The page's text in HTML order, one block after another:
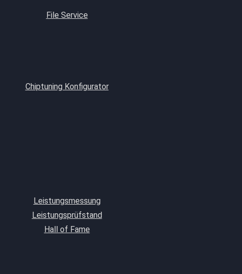
File Service
Chiptuning Konfigurator
Leistungsmessung
Leistungsprüfstand
Hall of Fame